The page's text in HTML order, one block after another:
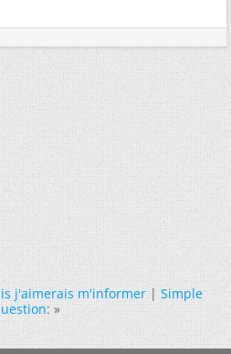
j'aimerais m'informer|Simple
»